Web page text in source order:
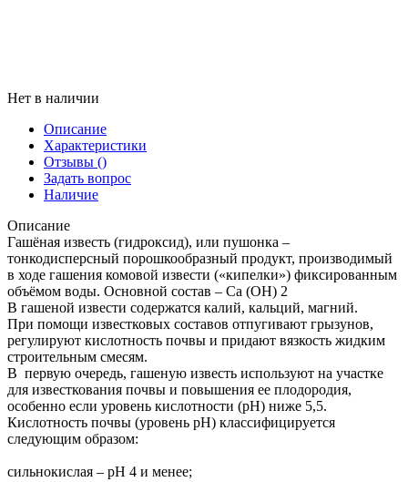
Нет в наличии
Описание
Характеристики
Отзывы ()
Задать вопрос
Наличие
Описание
Гашёная известь (гидроксид), или пушонка –
тонкодисперсный порошкообразный продукт, производимый
в ходе гашения комовой извести («кипелки») фиксированным
объёмом воды. Основной состав – Са (ОН) 2
В гашеной извести содержатся калий, кальций, магний.
При помощи известковых составов отпугивают грызунов,
регулируют кислотность почвы и придают вязкость жидким
строительным смесям.
В первую очередь, гашеную известь используют на участке
для известкования почвы и повышения ее плодородия,
особенно если уровень кислотности (pH) ниже 5,5.
Кислотность почвы (уровень pH) классифицируется
следующим образом:
сильнокислая – рН 4 и менее;